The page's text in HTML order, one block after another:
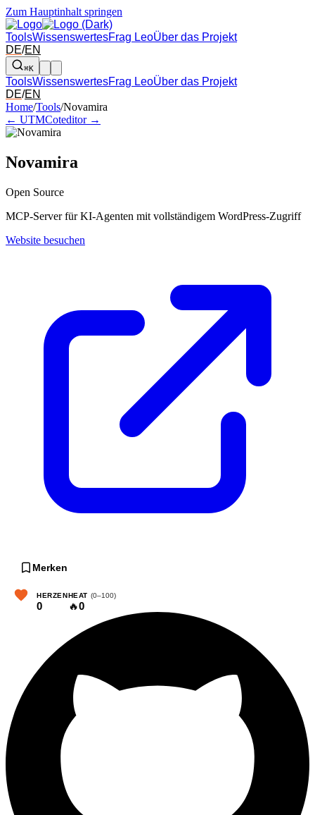
Zum Hauptinhalt springen
ToolsWissenswertesFrag LeoÜber das Projekt
DE/EN
⌘K
ToolsWissenswertesFrag LeoÜber das Projekt
DE/EN
Pfeil links und rechts: zum benachbarten Tool in der Übersicht
Home/Tools/Novamira
← UTMCoteditor →
Novamira
Open Source
MCP-Server für KI-Agenten mit vollständigem WordPress-Zugriff
Website besuchen
Merken
HERZEN
0
HEAT (0–100)
🔥0